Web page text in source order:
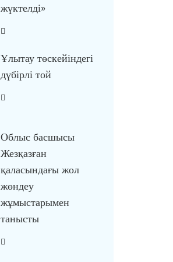
жүктелді»
Ұлытау төскейіндегі
дүбірлі той
Облыс басшысы
Жезқазған
қаласындағы жол
жөндеу
жұмыстарымен
танысты